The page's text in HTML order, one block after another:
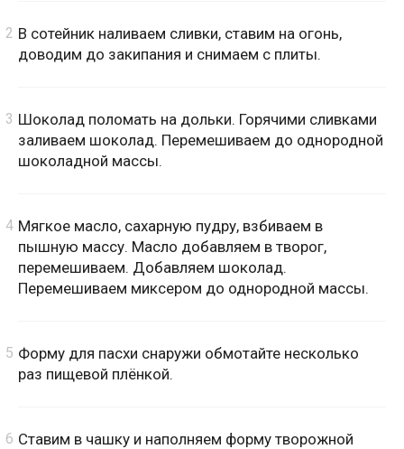
В сотейник наливаем сливки, ставим на огонь,
доводим до закипания и снимаем с плиты.
Шоколад поломать на дольки. Горячими сливками
заливаем шоколад. Перемешиваем до однородной
шоколадной массы.
Мягкое масло, сахарную пудру, взбиваем в
пышную массу. Масло добавляем в творог,
перемешиваем. Добавляем шоколад.
Перемешиваем миксером до однородной массы.
Форму для пасхи снаружи обмотайте несколько
раз пищевой плёнкой.
Ставим в чашку и наполняем форму творожной